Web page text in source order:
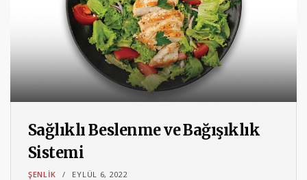
Sağlıklı Beslenme ve Bağışıklık
Sistemi
ŞENLIK EYLÜL 6, 2022